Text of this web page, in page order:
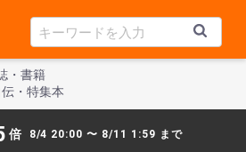
・書籍
・特集本
倍 8/4 20:00 〜 8/11 1:59 まで